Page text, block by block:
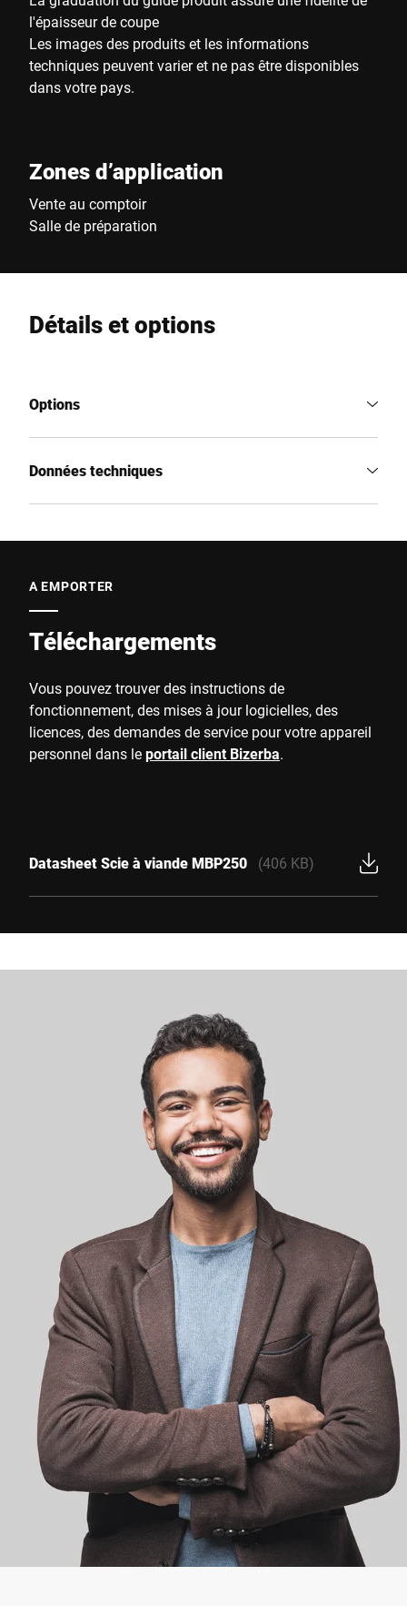
l'épaisseur de coupe
Les images des produits et les informations
techniques peuvent varier et ne pas être disponibles
dans votre pays.
Zones d’application
Vente au comptoir
Salle de préparation
Détails et options
Options
Données techniques
A EMPORTER
Téléchargements
Vous pouvez trouver des instructions de
fonctionnement, des mises à jour logicielles, des
licences, des demandes de service pour votre appareil
personnel dans leportail client Bizerba.
Datasheet Scie à viande MBP250 (406 KB)